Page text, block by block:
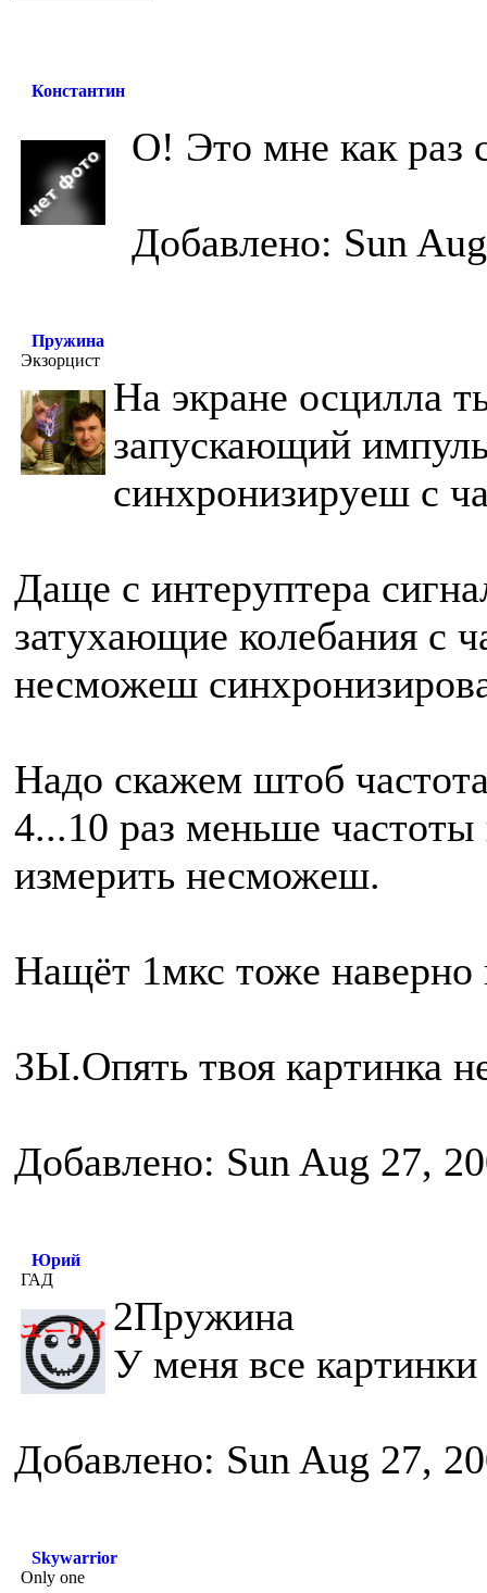
Константин
О! Это мне как
Добавлено: Sun
Пружина
Экзорцист
На экране осцилла
запускающий
синхронизируеш с
Даще с интеруптера
затухающие колебания с
несможеш
Надо скажем штоб
4...10 раз меньше
измерить несможеш.
Нащёт 1мкс тоже
ЗЫ.Опять твоя картинка
Добавлено: Sun Aug 27,
Юрий
ГАД
2Пружина
У меня все
Добавлено: Sun Aug 27,
Skywarrior
Only one